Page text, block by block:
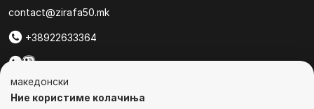
contact@zirafa50.mk
+38922633364
b2b@zirafa50.mk
македонски
Ние користиме колачиња